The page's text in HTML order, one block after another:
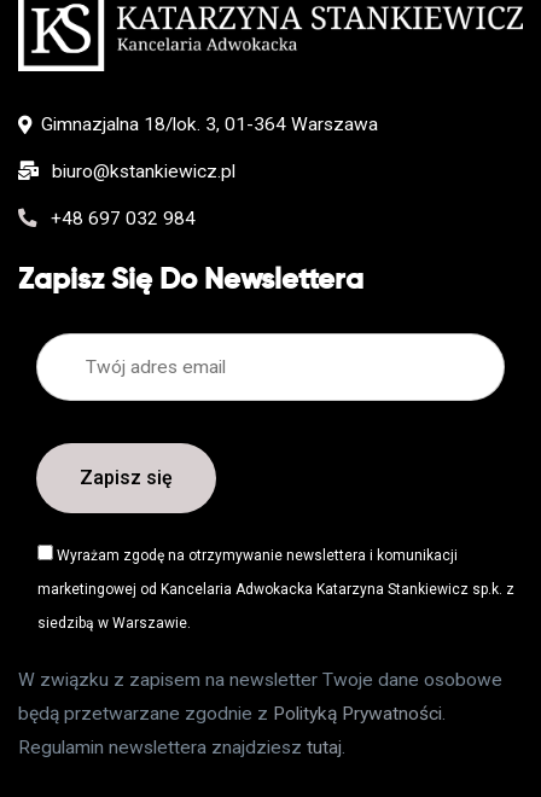
Gimnazjalna 18/lok. 3, 01-364 Warszawa
biuro@kstankiewicz.pl
+48 697 032 984
Zapisz Się Do Newslettera
Wyrażam zgodę na otrzymywanie newslettera i komunikacji
marketingowej od Kancelaria Adwokacka Katarzyna Stankiewicz sp.k. z
siedzibą w Warszawie.
W związku z zapisem na newsletter Twoje dane osobowe
będą przetwarzane zgodnie z Polityką Prywatności.
Regulamin newslettera znajdziesz tutaj.